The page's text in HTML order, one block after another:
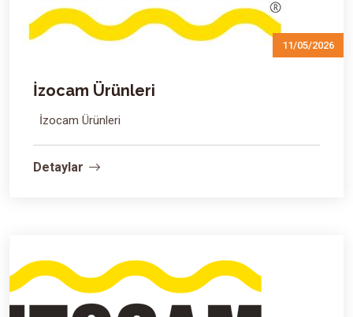
11/05/2026
İzocam Ürünleri
İzocam Ürünleri
Detaylar